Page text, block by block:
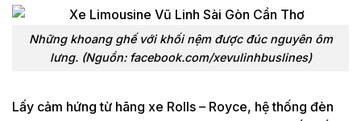
Những khoang ghế với khối nệm được đúc nguyên ôm
lưng. (Nguồn: facebook.com/xevulinhbuslines)
Lấy cảm hứng từ hãng xe Rolls – Royce, hệ thống đèn